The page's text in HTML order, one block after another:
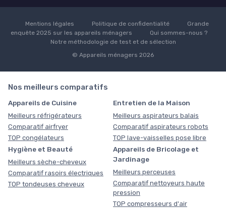
Mentions légales Politique de confidentialité
Grande
enquête 2025 sur les appareils ménagers
Qui sommes-nous ?
Notre méthodologie de test et de sélection
© Appareils ménagers 2026
Nos meilleurs comparatifs
Appareils de Cuisine
Meilleurs réfrigérateurs
Comparatif airfryer
TOP congélateurs
Entretien de la Maison
Meilleurs aspirateurs balais
Comparatif aspirateurs robots
TOP lave-vaisselles pose libre
Hygiène et Beauté
Meilleurs sèche-cheveux
Comparatif rasoirs électriques
TOP tondeuses cheveux
Appareils de Bricolage et
Jardinage
Meilleurs perceuses
Comparatif nettoyeurs haute
pression
TOP compresseurs d'air